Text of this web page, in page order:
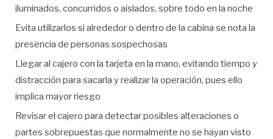
iluminados, concurridos o aislados, sobre todo en la noche
Evita utilizarlos si alrededor o dentro de la cabina se nota la
presencia de personas sospechosas
Llegar al cajero con la tarjeta en la mano, evitando tiempo y
distracción para sacarla y realizar la operación, pues ello
implica mayor riesgo
Revisar el cajero para detectar posibles alteraciones o
partes sobrepuestas que normalmente no se hayan visto